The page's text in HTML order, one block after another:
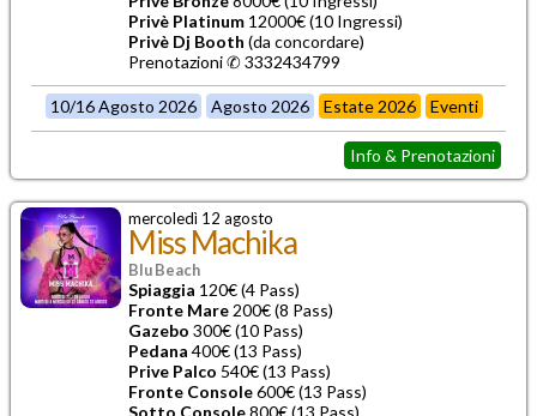
Privè Platinum 12000€ (10 Ingressi)
Privè Dj Booth (da concordare)
Prenotazioni ✆ 3332434799
10/16 Agosto 2026 Agosto 2026 Estate 2026 Eventi
Info & Prenotazioni
mercoledì 12 agosto
Miss Machika
Blu Beach
Spiaggia 120€ (4 Pass)
Fronte Mare 200€ (8 Pass)
Gazebo 300€ (10 Pass)
Pedana 400€ (13 Pass)
Prive Palco 540€ (13 Pass)
Fronte Console600€ (13 Pass)
Sotto Console800€ (13 Pass)